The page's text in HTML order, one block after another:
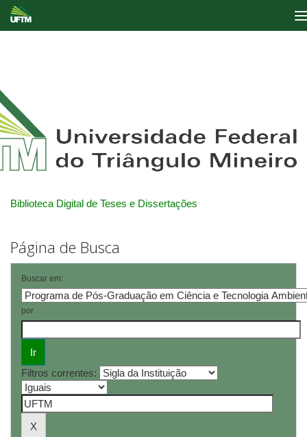
Biblioteca Digital de Teses e Dissertações
Página de Busca
Buscar em:
por
Filtros correntes: